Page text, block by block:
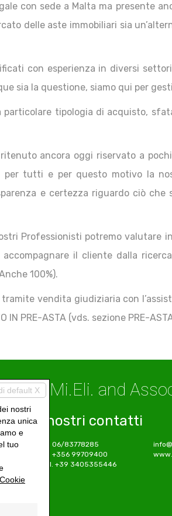
con sede a Malta ma presente
delle aste immobiliari sia
con esperienza in diversi
sia la questione, siamo qui per
particolare tipologia di acquisto,
ancora oggi riservato a
per tutti e per questo motivo la
e certezza riguardo ciò
Professionisti potremo valutare
il cliente dalla
100%).
vendita giudiziaria con
IN PRE-ASTA (vds. sezione PRE-
Mi.Eli. and
I nostri contatti
Tel. 06/83778285
Tel. +356 99709400
Cell. +39 3405355446
default X
nostri
unica
e
tuo
Cookie